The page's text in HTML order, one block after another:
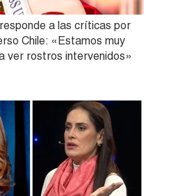
a las críticas por
Chile: «Estamos muy
ver rostros intervenidos»